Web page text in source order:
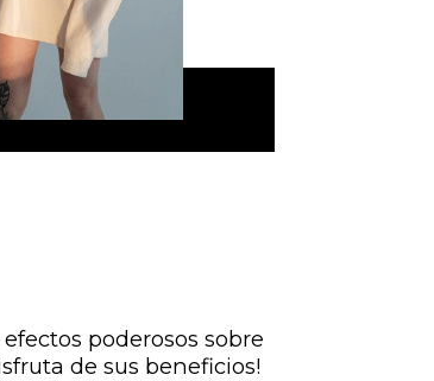
poderosos sobre
de sus beneficios!